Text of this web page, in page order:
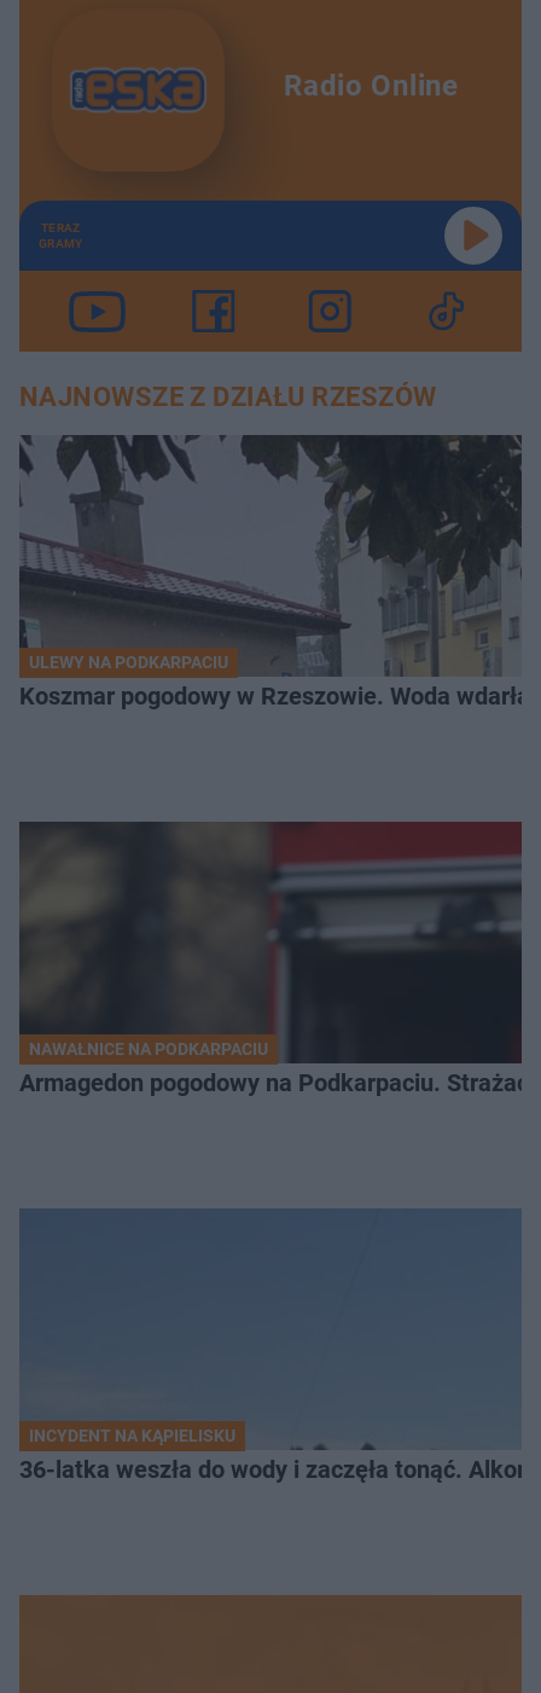
Radio Online
TERAZ
GRAMY
NAJNOWSZE Z DZIAŁU RZESZÓW
ULEWY NA PODKARPACIU
Koszmar pogodowy w Rzeszowie. Woda
NAWAŁNICE NA PODKARPACIU
Armagedon pogodowy na Podkarpaciu.
INCYDENT NA KĄPIELISKU
36-latka weszła do wody i zaczęła tonąć.